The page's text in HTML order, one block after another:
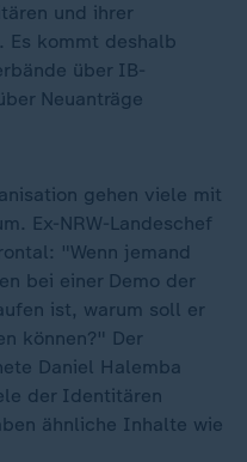
und ihrer
kommt deshalb
über IB-
Neuanträge
gehen viele mit
Ex-NRW-Landeschef
"Wenn jemand
bei einer Demo der
ist, warum soll er
können?" Der
Daniel Halemba
der Identitären
ähnliche Inhalte wie